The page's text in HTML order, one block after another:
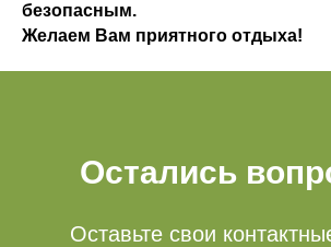
безопасным.
Желаем Вам приятного отдыха!
Остались
Оставьте свои